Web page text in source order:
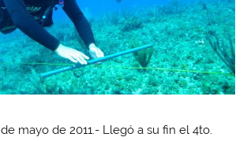
mayo de 2011.- Llegó a su fin el 4to.